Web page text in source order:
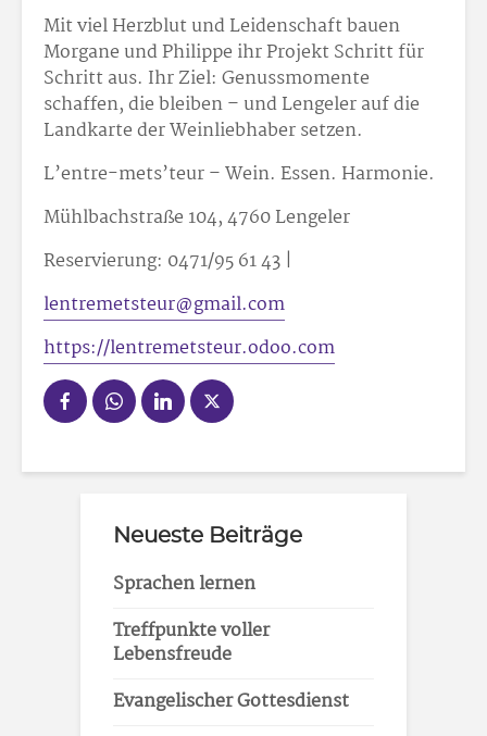
Mit viel Herzblut und Leidenschaft bauen
Morgane und Philippe ihr Projekt Schritt für
Schritt aus. Ihr Ziel: Genussmomente
schaffen, die bleiben – und Lengeler auf die
Landkarte der Weinliebhaber setzen.
L’entre-mets’teur – Wein. Essen. Harmonie.
Mühlbachstraße 104, 4760 Lengeler
Reservierung: 0471/95 61 43 |
lentremetsteur@gmail.com
https://lentremetsteur.odoo.com
Neueste Beiträge
Sprachen lernen
Treffpunkte voller
Lebensfreude
Evangelischer Gottesdienst